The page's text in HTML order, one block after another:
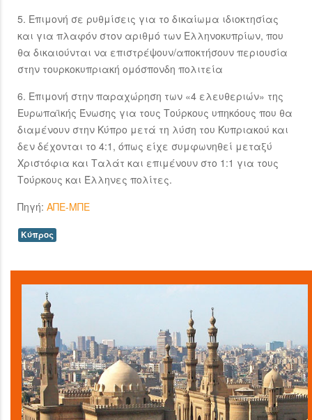
5. Επιμονή σε ρυθμίσεις για το δικαίωμα ιδιοκτησίας
και για πλαφόν στον αριθμό των Ελληνοκυπρίων, που
θα δικαιούνται να επιστρέψουν/αποκτήσουν περιουσία
στην τουρκοκυπριακή ομόσπονδη πολιτεία
6. Επιμονή στην παραχώρηση των «4 ελευθεριών» της
Ευρωπαϊκής Ένωσης για τους Τούρκους υπηκόους που θα
διαμένουν στην Κύπρο μετά τη λύση του Κυπριακού και
δεν δέχονται το 4:1, όπως είχε συμφωνηθεί μεταξύ
Χριστόφια και Ταλάτ και επιμένουν στο 1:1 για τους
Τούρκους και Έλληνες πολίτες.
Πηγή: ΑΠΕ-ΜΠΕ
Κύπρος